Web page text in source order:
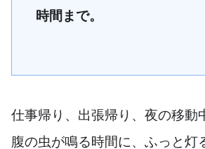
時間まで。
仕事帰り、出張帰り、夜の移動
腹の虫が鳴る時間に、ふっと灯